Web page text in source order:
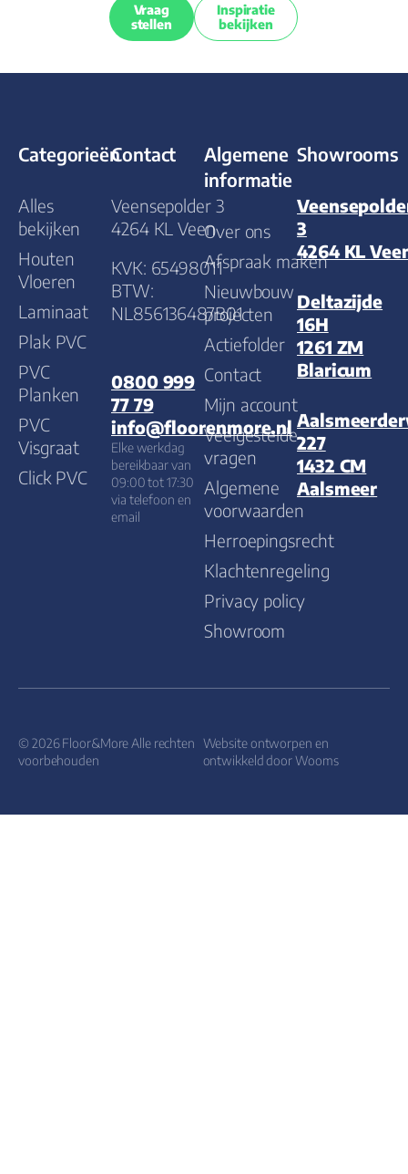
Vraag
stellen
Inspiratie
bekijken
Categorieën
Alles
bekijken
Houten
Vloeren
Laminaat
Plak PVC
PVC
Planken
PVC
Visgraat
Click PVC
Contact
Veensepolder 3
4264 KL Veen
KVK: 65498011
BTW:
NL856136487B01
0800 999
77 79
info@floorenmore.nl
Elke werkdag
bereikbaar van
09:00 tot 17:30
via telefoon en
email
Algemene
informatie
Over ons
Afspraak maken
Nieuwbouw
projecten
Actiefolder
Contact
Mijn account
Veelgestelde
vragen
Algemene
voorwaarden
Herroepingsrecht
Klachtenregeling
Privacy policy
Showroom
Showrooms
3
4264 KL
Deltazijde
16H
1261 ZM
Blaricum
227
1432 CM
Aalsmeer
© 2026 Floor&More Alle rechten
voorbehouden
Website ontworpen en
ontwikkeld doorWooms